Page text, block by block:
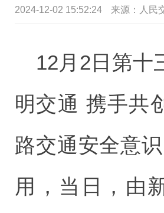
2024-12-02 15:52:24 来源： 人民
12月2日第十
明交通 携手共
路交通安全意
用，当日，由